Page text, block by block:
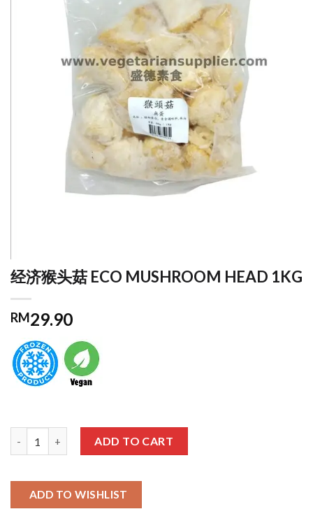
经济猴头菇 ECO MUSHROOM HEAD 1KG
RM29.90
ADD TO CART
ADD TO WISHLIST